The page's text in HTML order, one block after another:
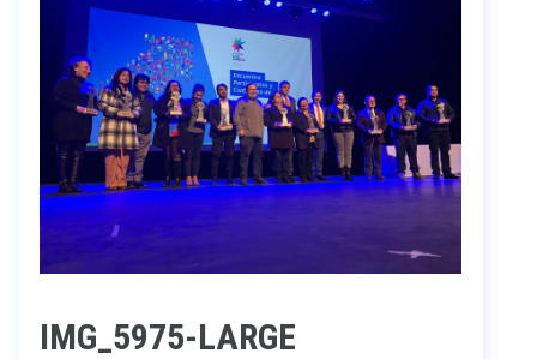
IMG_5975-LARGE